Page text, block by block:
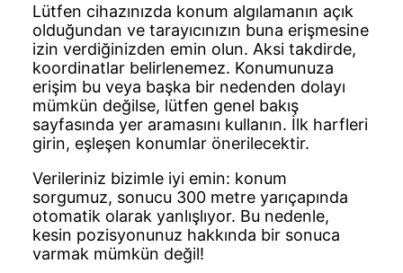
Lütfen cihazınızda konum algılamanın açık
olduğundan ve tarayıcınızın buna erişmesine
izin verdiğinizden emin olun. Aksi takdirde,
koordinatlar belirlenemez. Konumunuza
erişim bu veya başka bir nedenden dolayı
mümkün değilse, lütfen genel bakış
sayfasında yer aramasını kullanın. İlk harfleri
girin, eşleşen konumlar önerilecektir.
Verileriniz bizimle iyi emin: konum
sorgumuz, sonucu 300 metre yarıçapında
otomatik olarak yanlışlıyor. Bu nedenle,
kesin pozisyonunuz hakkında bir sonuca
varmak mümkün değil!